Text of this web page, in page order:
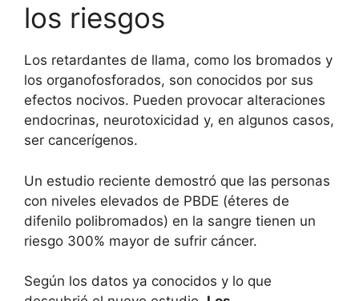
los riesgos
Los retardantes de llama, como los bromados y
los organofosforados, son conocidos por sus
efectos nocivos. Pueden provocar alteraciones
endocrinas, neurotoxicidad y, en algunos casos,
ser cancerígenos.
Un estudio reciente demostró que las personas
con niveles elevados de PBDE (éteres de
difenilo polibromados) en la sangre tienen un
riesgo 300% mayor de sufrir cáncer.
Según los datos ya conocidos y lo que